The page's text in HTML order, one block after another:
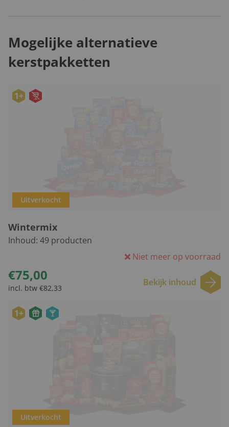
Mogelijke alternatieve
kerstpakketten
1+
Uitverkocht
Wintermix
Inhoud: 49 producten
Niet meer op voorraad
€75,00
incl. btw €82,33
Bekijk inhoud
1+
Uitverkocht